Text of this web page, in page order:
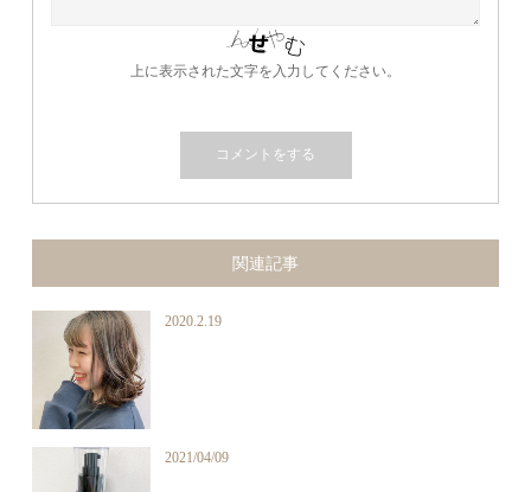
上に表示された文字を入力してください。
関連記事
2020.2.19
2021/04/09